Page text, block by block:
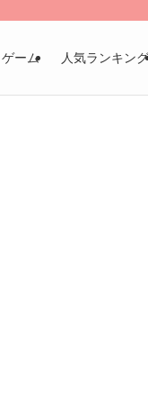
ーム 人気ランキング